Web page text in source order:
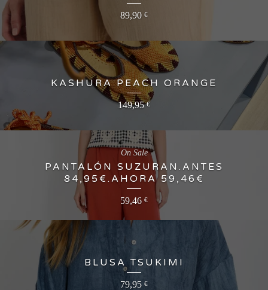
89,90 €
KASHURA PEACH ORANGE
149,95€
PANTALÓN SUZURAN.ANTES
84,95€.AHORA 59,46€
59,46 €
On Sale
BLUSA TSUKIMI
79,95 €